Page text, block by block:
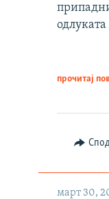
прочитај
март 30,